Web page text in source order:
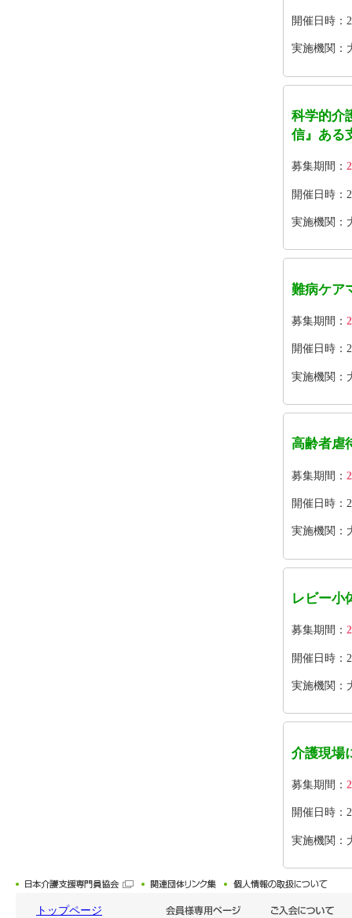
開催日時：
実施機関：
科学的介
信』ある
募集期間：
開催日時：
実施機関：
難病ケア
募集期間：
開催日時：
実施機関：
高齢者虐
募集期間：
開催日時：
実施機関：
レビー小
募集期間：
開催日時：
実施機関：
介護現場
募集期間：
開催日時：
実施機関：
トップページ